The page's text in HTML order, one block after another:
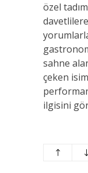
özel
sahne
çeken
ilgisini